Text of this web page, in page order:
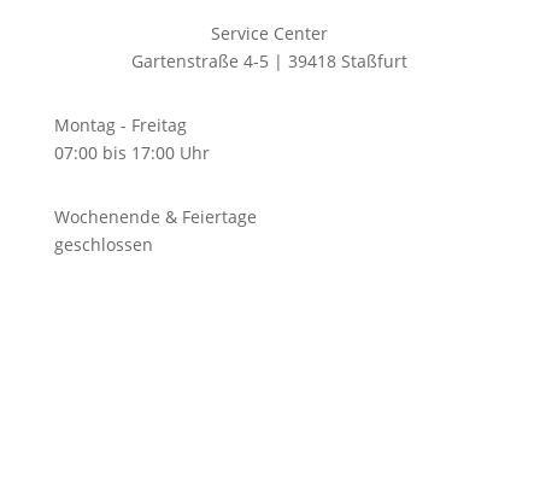
Service Center
Gartenstraße 4-5 | 39418 Staßfurt
Montag - Freitag
07:00 bis 17:00 Uhr
Wochenende & Feiertage
geschlossen